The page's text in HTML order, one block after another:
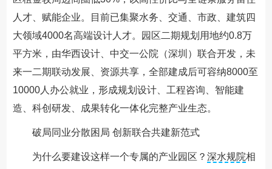
人才、赋能企业。目前已集聚水务、交通、市政、建筑四
大领域4000名高端设计人才。园区二期规划用地约0.8万
平方米，由华西设计、中交一公院（深圳）联合开发，未
来一二期联动发展、资源共享，全部建成后可容纳8000至
10000人办公就业，形成规划设计、工程咨询、智能建
造、科创研发、成果转化一体化完整产业生态。
破局同业分散困局 创新联合共建新范式
为什么要建设这样一个专属的产业园区？深水规院相